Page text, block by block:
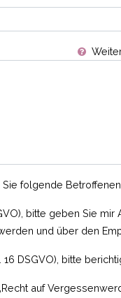
folgende
bitte geben Sie
und über den
16 DSGVO), bitte
auf